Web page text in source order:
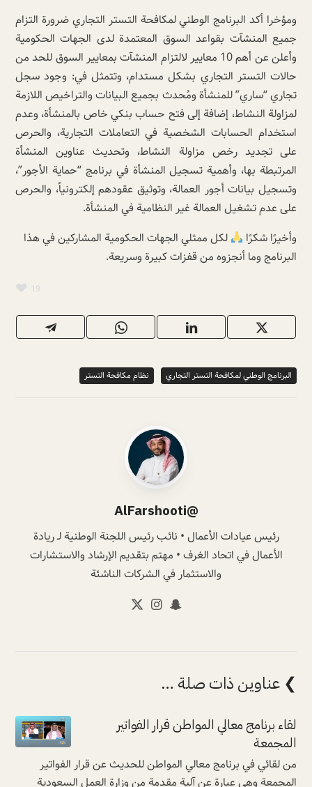
ومؤخرا أكد البرنامج الوطني لمكافحة التستر التجاري ضرورة التزام
جميع المنشآت بقواعد السوق المعتمدة لدى الجهات الحكومية
وأعلن عن أهم 10 معايير لالتزام المنشآت بمعايير السوق للحد من
حالات التستر التجاري بشكل مستدام، وتتمثل في: وجود سجل
تجاري “ساري” للمنشأة ومُحدث بجميع البيانات والتراخيص اللازمة
لمزاولة النشاط، إضافة إلى فتح حساب بنكي خاص بالمنشأة، وعدم
استخدام الحسابات الشخصية في التعاملات التجارية، والحرص
على تجديد رخص مزاولة النشاط، وتحديث عناوين المنشأة
المرتبطة بها، وأهمية تسجيل المنشأة في برنامج “حماية الأجور”،
وتسجيل بيانات أجور العمالة، وتوثيق عقودهم إلكترونياً، والحرص
على عدم تشغيل العمالة غير النظامية في المنشأة.
وأخيرًا شكرًا
لكل ممثلي الجهات الحكومية المشاركين في هذا
البرنامج وما أنجزوه من قفزات كبيرة وسريعة.
البرنامج الوطني لمكافحة التستر التجاري نظام مكافحة التستر
@AlFarshooti
رئيس عيادات الأعمال • نائب رئيس اللجنة الوطنية لـ ريادة
الأعمال في اتحاد الغرف • مهتم بتقديم الإرشاد والاستشارات
والاستثمار في الشركات الناشئة
❯ عناوين ذات صلة …
لقاء برنامج معالي المواطن قرار الفواتير
المجمعة
من لقائي في برنامج معالي المواطن للحديث عن قرار الفواتير
المجمعة وهي عبارة عن آلية مقدمة من وزارة العمل السعودية